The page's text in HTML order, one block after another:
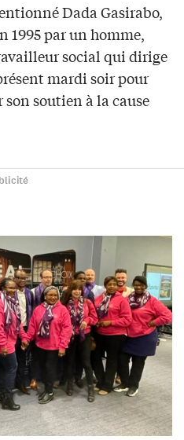
Dada Gasirabo,
1995 par un homme,
social qui dirige
mardi soir pour
soutien à la cause